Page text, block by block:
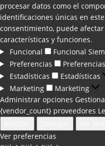
procesar datos como el
identificaciones únicas en
consentimiento, puede
características y funciones.
Funcional
Funcional
Preferencias
Preferencias
Estadísticas
Estadísticas
Marketing
Marketing
Administrar opciones
{vendor_count} proveedores
Ver preferencias